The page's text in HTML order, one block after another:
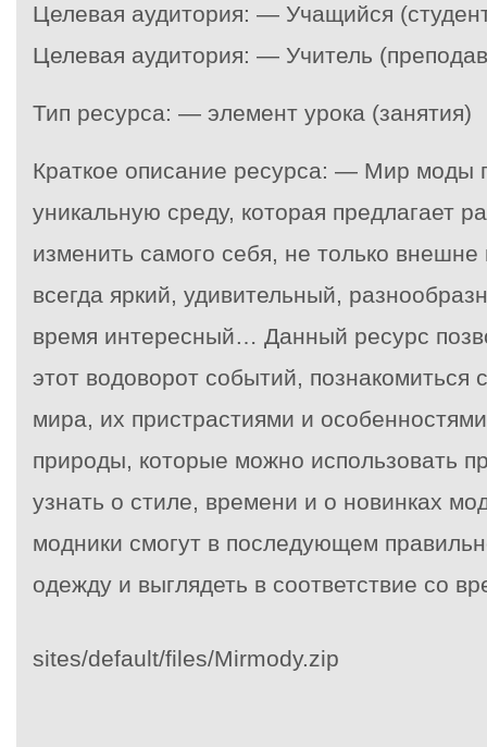
Целевая аудитория: — Учащийся
Целевая аудитория: — Учитель
Тип ресурса: — элемент урока (занятия)
Краткое описание ресурса: — Мир моды
уникальную среду, которая предлагает
изменить самого себя, не только
всегда яркий, удивительный,
время интересный… Данный ресурс
этот водоворот событий,
мира, их пристрастиями и
природы, которые можно использовать
узнать о стиле, времени и о новинках
модники смогут в последующем
одежду и выглядеть в соответствие со
sites/default/files/Mirmody.zip